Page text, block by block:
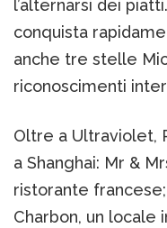
l’alternarsi dei
conquista
anche tre stelle
riconoscimenti
Oltre a Ultraviolet,
a Shanghai: Mr &
ristorante
Charbon, un locale